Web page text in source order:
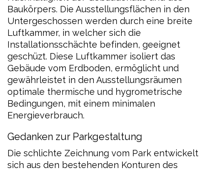
Baukörpers. Die Ausstellungsflächen in den
Untergeschossen werden durch eine breite
Luftkammer, in welcher sich die
Installationsschächte befinden, geeignet
geschüzt. Diese Luftkammer isoliert das
Gebäude vom Erdboden, ermöglicht und
gewährleistet in den Ausstellungsräumen
optimale thermische und hygrometrische
Bedingungen, mit einem minimalen
Energieverbrauch.
Gedanken zur Parkgestaltung
Die schlichte Zeichnung vom Park entwickelt
sich aus den bestehenden Konturen des